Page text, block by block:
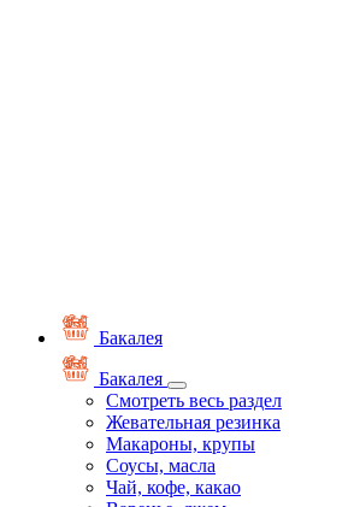
Бакалея
Бакалея
Смотреть весь раздел
Жевательная резинка
Макароны, крупы
Соусы, масла
Чай, кофе, какао